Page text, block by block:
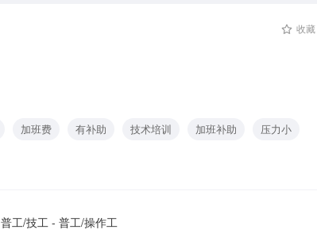
收藏
加班费 有补助 技术培训 加班补助
压力小
普工/技工 - 普工/操作工